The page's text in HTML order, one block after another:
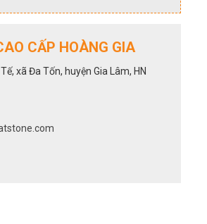
CẤP HOÀNG GIA
xã Đa Tốn, huyện Gia Lâm, HN